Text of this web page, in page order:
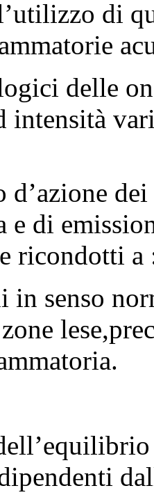
di
delle
intensità
d’azione
e di
ricondotti a
in senso